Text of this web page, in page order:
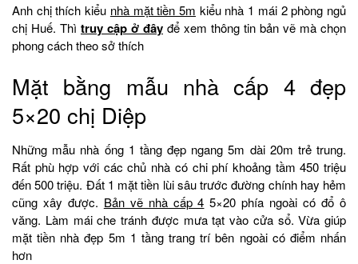
Anh chị thích kiểu nhà mặt tiền 5m kiểu nhà 1 mái 2 phòng ngủ
chị Huế. Thì truy cập ở đây để xem thông tin bản vẽ mà chọn
phong cách theo sở thích
Mặt bằng mẫu nhà cấp 4 đẹp
5×20 chị Diệp
Những mẫu nhà ống 1 tầng đẹp ngang 5m dài 20m trẻ trung.
Rất phù hợp với các chủ nhà có chi phí khoảng tầm 450 triệu
đến 500 triệu. Đất 1 mặt tiền lùi sâu trước đường chính hay hẻm
cũng xây được. Bản vẽ nhà cấp 4 5×20 phía ngoài có đổ ô
văng. Làm mái che tránh được mưa tạt vào cửa sổ. Vừa giúp
mặt tiền nhà đẹp 5m 1 tầng trang trí bên ngoài có điểm nhấn
hơn